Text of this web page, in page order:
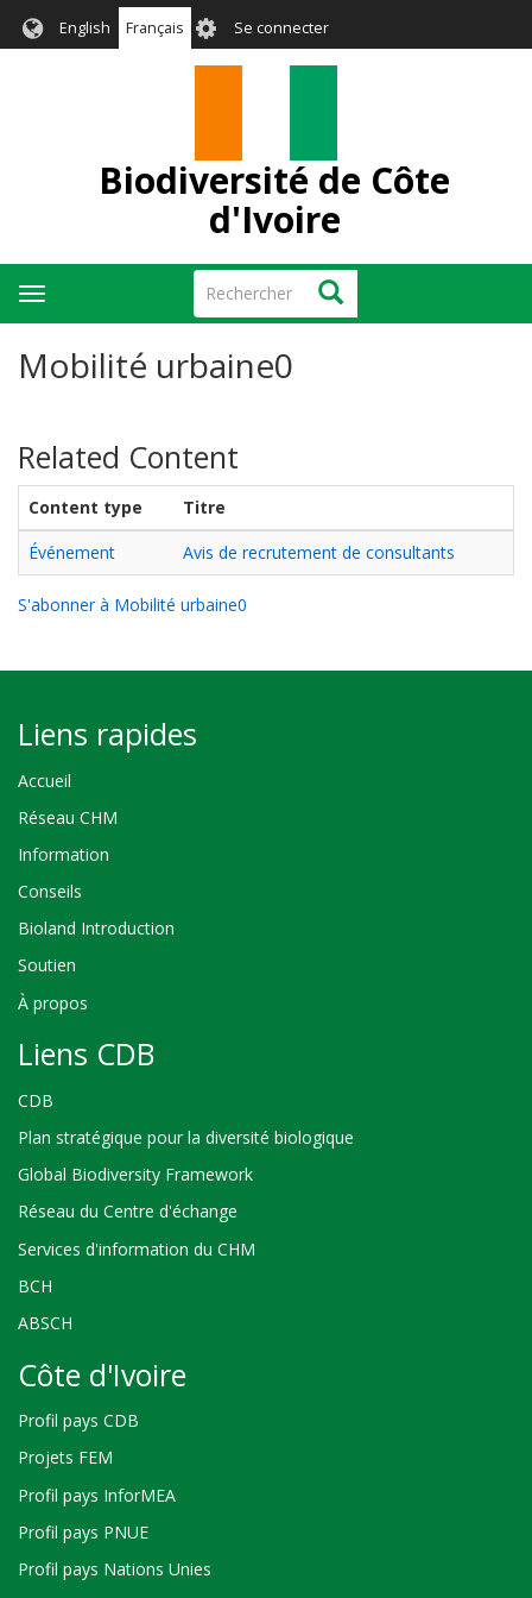
English Français User
account
Se connecter
Biodiversité de Côte
d'Ivoire
Rechercher Rechercher
Toggle
navigation
Mobilité urbaine0
Related Content
Content type
Titre
Événement
Avis de recrutement de consultants
S'abonner à Mobilité urbaine0
Liens rapides
Accueil
Réseau CHM
Information
Conseils
Bioland Introduction
Soutien
À propos
Liens CDB
CDB
Plan stratégique pour la diversité biologique
Global Biodiversity Framework
Réseau du Centre d'échange
Services d'information du CHM
BCH
ABSCH
Côte d'Ivoire
Profil pays CDB
Projets FEM
Profil pays InforMEA
Profil pays PNUE
Profil pays Nations Unies